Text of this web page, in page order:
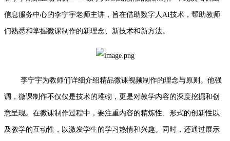
信息服务中心的李宁宇老师主讲，旨在借助数字人AI技术，帮助教师
们熟悉和掌握微课制作的新理念、新技术和新方法。
李宁宇为教师们详细介绍精品微课视频制作的理念与原则。他强
调，微课制作不仅仅是技术的堆砌，更是对教学内容的深度挖掘和创
意呈现。在微课制作过程中，要注重内容的精炼性、形式的创新性以
及教学的互动性，以激发学生的学习热情和兴趣。同时，还通过展示